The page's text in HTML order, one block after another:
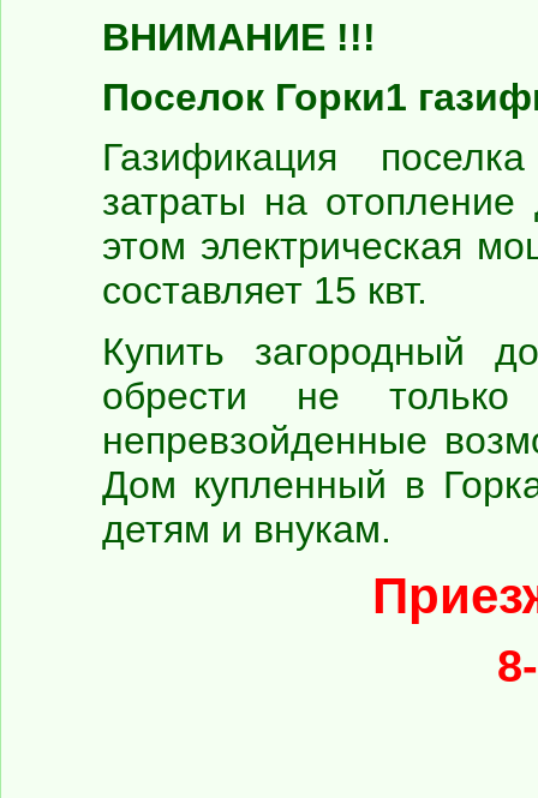
ВНИМАНИЕ !!!
Поселок Горки1
Газификация
затраты на
этом электрическая
составляет 15 квт.
Купить загородный
обрести не
непревзойденные
Дом купленный в
детям и внукам.